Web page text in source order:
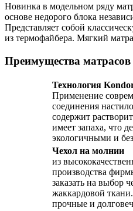
Новинка в модельном ряду
основе недорого блока
Представляет собой
из термофайбера. Мягкий
Преимущества
Технология
Применение
соединения
содержит
имеет запаха, что
экологичными и
Чехол на молнии
из
производства
заказать на выбор
жаккардовой
прочные и